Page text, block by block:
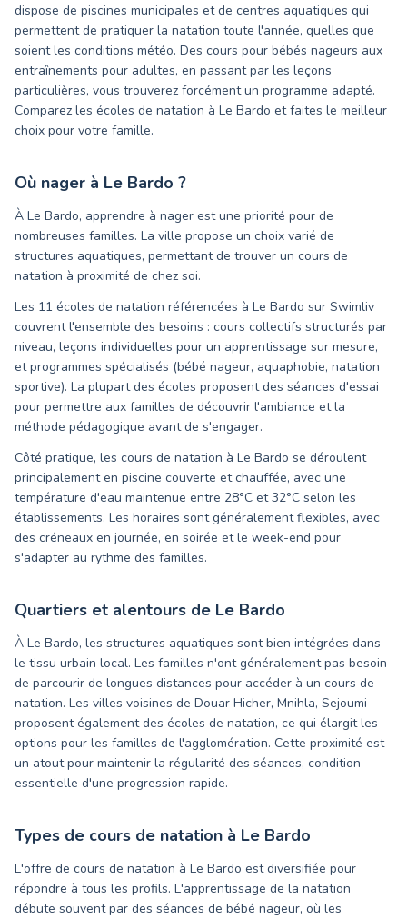
dispose de piscines municipales et de centres aquatiques qui
permettent de pratiquer la natation toute l'année, quelles que
soient les conditions météo. Des cours pour bébés nageurs aux
entraînements pour adultes, en passant par les leçons
particulières, vous trouverez forcément un programme adapté.
Comparez les écoles de natation à Le Bardo et faites le meilleur
choix pour votre famille.
Où nager à Le Bardo ?
À Le Bardo, apprendre à nager est une priorité pour de
nombreuses familles. La ville propose un choix varié de
structures aquatiques, permettant de trouver un cours de
natation à proximité de chez soi.
Les 11 écoles de natation référencées à Le Bardo sur Swimliv
couvrent l'ensemble des besoins : cours collectifs structurés par
niveau, leçons individuelles pour un apprentissage sur mesure,
et programmes spécialisés (bébé nageur, aquaphobie, natation
sportive). La plupart des écoles proposent des séances d'essai
pour permettre aux familles de découvrir l'ambiance et la
méthode pédagogique avant de s'engager.
Côté pratique, les cours de natation à Le Bardo se déroulent
principalement en piscine couverte et chauffée, avec une
température d'eau maintenue entre 28°C et 32°C selon les
établissements. Les horaires sont généralement flexibles, avec
des créneaux en journée, en soirée et le week-end pour
s'adapter au rythme des familles.
Quartiers et alentours de Le Bardo
À Le Bardo, les structures aquatiques sont bien intégrées dans
le tissu urbain local. Les familles n'ont généralement pas besoin
de parcourir de longues distances pour accéder à un cours de
natation. Les villes voisines de Douar Hicher, Mnihla, Sejoumi
proposent également des écoles de natation, ce qui élargit les
options pour les familles de l'agglomération. Cette proximité est
un atout pour maintenir la régularité des séances, condition
essentielle d'une progression rapide.
Types de cours de natation à Le Bardo
L'offre de cours de natation à Le Bardo est diversifiée pour
répondre à tous les profils. L'apprentissage de la natation
débute souvent par des séances de bébé nageur, où les